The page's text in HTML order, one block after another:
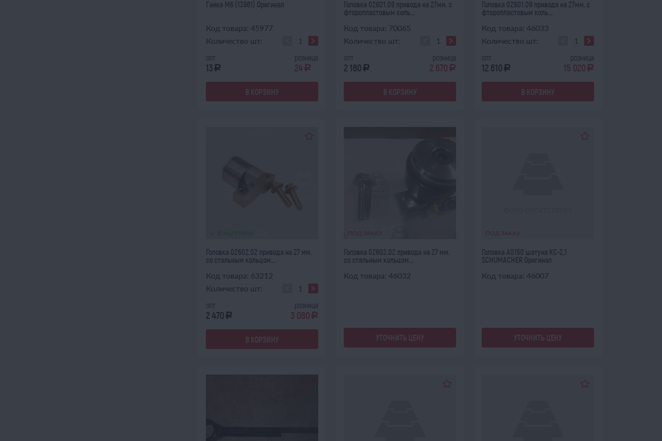
Гайка М6 (13961) Оригинал
Код товара: 45977
Количество шт:
опт
13 a
розница
24 a
В КОРЗИНУ
Головка 02601.09 привода на 27мм. с
фторопластовым коль...
Код товара: 70065
Количество шт:
опт
2 180 a
розница
2 670 a
В КОРЗИНУ
Головка 02601.09 привода на 27мм. с
фторопластовым коль...
Код товара: 46033
Количество шт:
опт
12 610 a
розница
15 020 a
В КОРЗИНУ
В НАЛИЧИИ
Головка 02602.02 привода на 27 мм.
со стальным кольцом...
Код товара: 63212
Количество шт:
опт
2 470 a
розница
3 080 a
В КОРЗИНУ
ПОД ЗАКАЗ
Головка 02602.02 привода на 27 мм.
со стальным кольцом...
Код товара: 46032
УТОЧНИТЬ ЦЕНУ
ПОД ЗАКАЗ
Головка А0150 шатуна КС-2,1
SCHUMACHER Оригинал
Код товара: 46007
УТОЧНИТЬ ЦЕНУ